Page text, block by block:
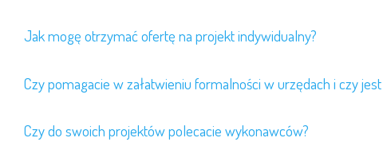
Jak mogę otrzymać ofertę na projekt indywidualny?
Czy pomagacie w załatwieniu formalności w urzędach i czy
Czy do swoich projektów polecacie wykonawców?